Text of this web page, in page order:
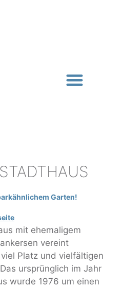
STADTHAUS
Garten!
mit ehemaligem
vereint
Platz und vielfältigen
ursprünglich im Jahr
wurde 1976 um einen